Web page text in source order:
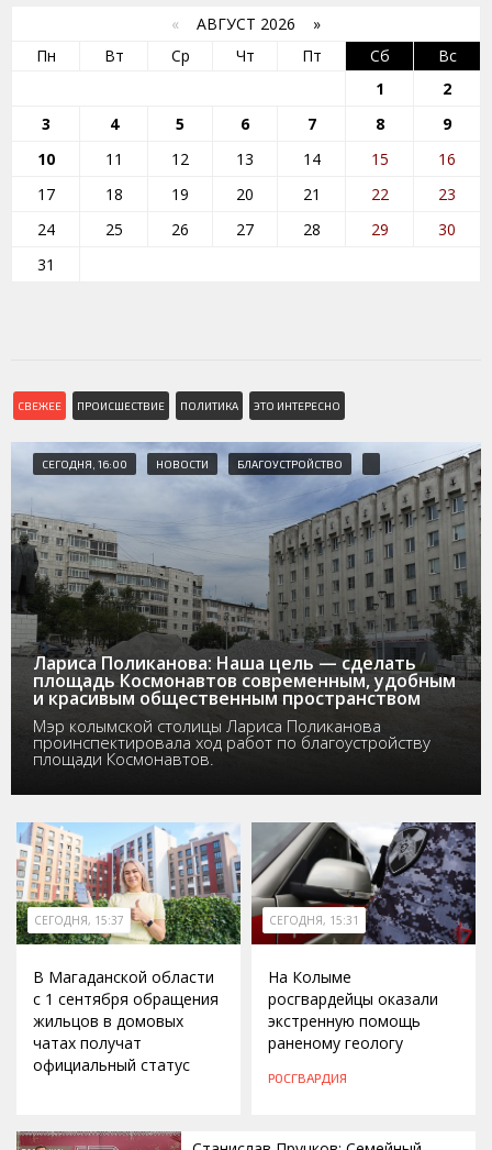
« АВГУСТ 2026 »
Пн
Вт Ср Чт Пт Сб
Вс
1
2
3
4 5 6 7 8
9
10
11 12 13 14 15
16
17
18 19 20 21 22
23
24
25 26 27 28 29
30
31
СВЕЖЕЕ ПРОИСШЕСТВИЕ ПОЛИТИКА ЭТО ИНТЕРЕСНО
СЕГОДНЯ, 16:00 НОВОСТИ БЛАГОУСТРОЙСТВО
Лариса Поликанова: Наша цель — сделать
площадь Космонавтов современным, удобным
и красивым общественным пространством
Мэр колымской столицы Лариса Поликанова
проинспектировала ход работ по благоустройству
площади Космонавтов.
СЕГОДНЯ, 15:37
В Магаданской области
с 1 сентября обращения
жильцов в домовых
чатах получат
официальный статус
СЕГОДНЯ, 15:31
На Колыме
росгвардейцы оказали
экстренную помощь
раненому геологу
РОСГВАРДИЯ